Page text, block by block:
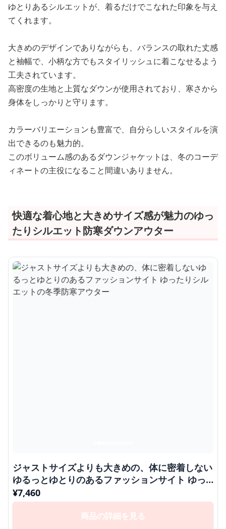
ゆとりあるシルエットが、着るだけでこなれた印象を与え
てくれます。
大きめのデザインでありながらも、バランスの取れた丈感
と袖幅で、小柄な方でもスタイリッシュに着こなせるよう
工夫されています。
高密度の生地と上質なダウンが使用されており、寒さから
身体をしっかりと守ります。
カラーバリエーションも豊富で、自分らしいスタイルを演
出できるのも魅力的。
このボリューム感のあるダウンジャケットは、冬のコーデ
ィネートの主役になること間違いありません。
快適な着心地と大きめサイズ感が魅力のゆっ
たりシルエット防寒ダウンアウター
ジャストサイズよりも大きめの、体に密着しない
ゆるっとゆとりのあるファッションサイト ゆっ
たりシルエットの冬季防寒アウター
¥7,460
商品の詳細を見る